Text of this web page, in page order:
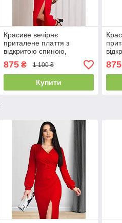
Красиве вечірнє
приталене плаття з
відкритою спиною,
червоне
875₴ 1 100 ₴
Купити
875